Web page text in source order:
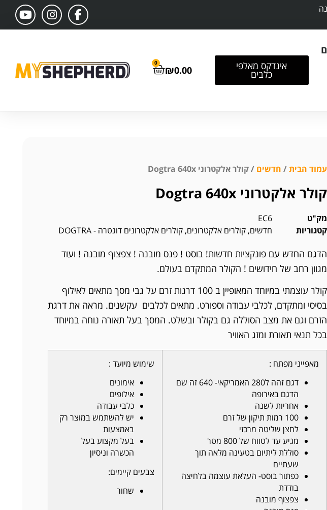
אינדקס מאלפי
כלבים ₪0.00
0
עמוד הבית/ חדשים / קולר אלקטרוני Dogtra 640x
קולר אלקטרוני Dogtra 640x
מק"ט
EC6
קטגוריות
חדשים, קולרים אלקטרונים, קולרים אלקטרונים דוגטרה - DOGTRA
הדגם החדש עם פונקציות חדשות! בוסט ! פנס מובנה ! צפצוף מובנה ! ועוד
מגוון רחב של חידושים ! הקולר המתקדם בעולם.
קולר עוצמתי במיוחד המאופיין ב 100 דרגות זרם על גבי מסך מתאים לאילוף
בסיסי ומתקדם, לכלבי עבודה וספורט. מתאים לכלבים עקשנים. מראה את דרגת
הזרם וגם את מצב הסוללה גם בקולר ובשלט. המסך בעל תאורה נוחה במיוחד
בכל תנאי תאורת ומזג האוויר
מאפייני מפתח :
דגם זהה ל280 האמריקאי- 640 זה שם
הדגם באירופה
אחריות לשנה
100 רמות תיקון של זרם
לחצן שליטה מרכזי
מגיע עד לטווח של 800 מטר
סוללת ליתיום בטעינה מלאה תוך
שעתיים
כפתור בוסט- העלאת עוצמה בלחיצה
בודדת
צפצוף מובנה
שימוש מיועד :
אימונים
אילופים
כלבי עבודה
יש להשתמש במוצר רק
באמצעות
בעל מקצוע בעל
הכשרה וניסיון
צבעים קיימים:
שחור